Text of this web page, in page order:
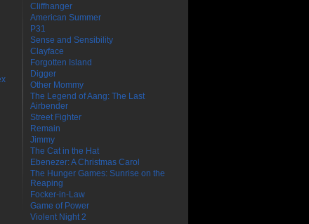
Cliffhanger
American Summer
P31
Sense and Sensibility
Clayface
Forgotten Island
Digger
Other Mommy
The Legend of Aang: The Last
Airbender
Street Fighter
Remain
Jimmy
The Cat in the Hat
Ebenezer: A Christmas Carol
The Hunger Games: Sunrise on the
Reaping
Focker-in-Law
Game of Power
Violent Night 2